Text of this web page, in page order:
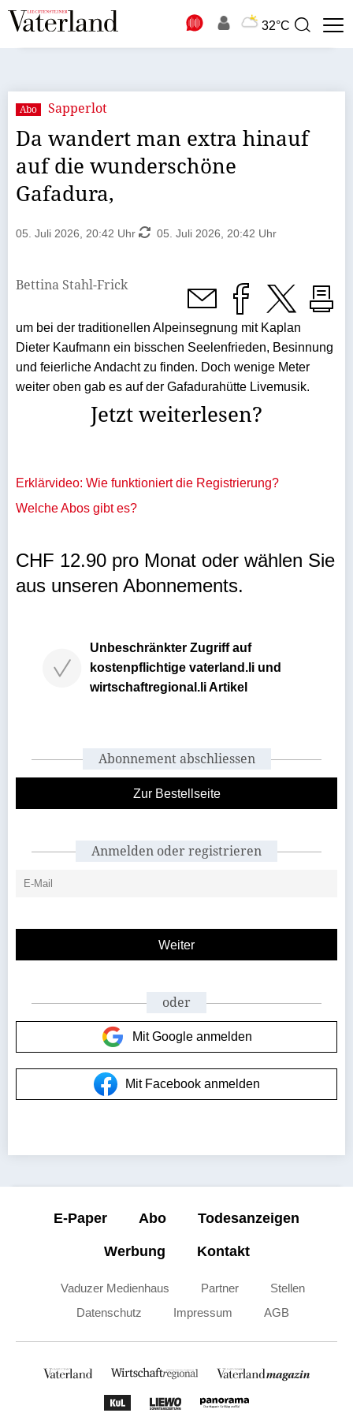
32°C
Suchbegriff
Suche
Abo Sapperlot
Da wandert man extra hinauf
auf die wunderschöne
Gafadura,
05. Juli 2026, 20:42 Uhr 05. Juli 2026, 20:42 Uhr
Bettina Stahl-Frick
um bei der traditionellen Alpeinsegnung mit Kaplan
Dieter Kaufmann ein bisschen Seelenfrieden, Besinnung
und feierliche Andacht zu finden. Doch wenige Meter
weiter oben gab es auf der Gafadurahütte Livemusik.
Jetzt weiterlesen?
Erklärvideo: Wie funktioniert die Registrierung?
Welche Abos gibt es?
CHF 12.90 pro Monat oder wählen Sie
aus unseren Abonnements.
Unbeschränkter Zugriff auf
kostenpflichtige vaterland.li und
wirtschaftregional.li Artikel
Abonnement abschliessen
Zur Bestellseite
Anmelden oder registrieren
oder
Mit Google anmelden
Mit Facebook anmelden
E-Paper Abo Todesanzeigen
Werbung Kontakt
Vaduzer Medienhaus Partner
Stellen
Datenschutz
Impressum AGB